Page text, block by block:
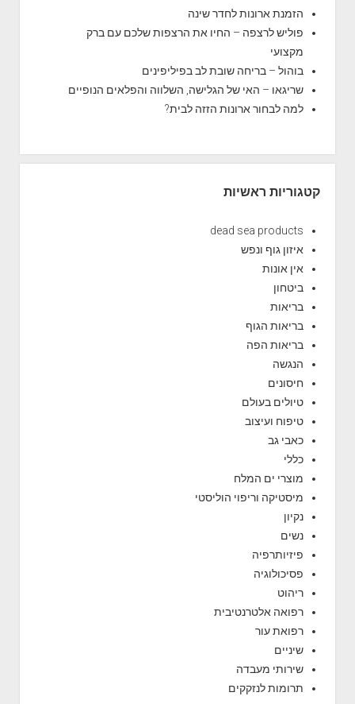
הזמנת ארונות לחדר שינה
פוליש לרצפה – החיו את הרצפות שלכם עם ברק
מקצועי
בוהול – בריחה שובת לב בפיליפינים
שריגאו – האי של הגלישה, השלווה והפלאים הנופיים
למה לבחור ארונות הזזה לבית?
קטגוריות ראשיות
dead sea products
איזון גוף ונפש
אין אונות
ביטחון
בריאות
בריאות הגוף
בריאות הפה
הנגשה
חיסונים
טיולים בעולם
טיפוח ועיצוב
כאבי גב
כללי
מוצרי ים המלח
מיסטיקה וריפוי הוליסטי
נקיון
נשים
פיזיותרפיה
פסיכולוגיה
ריהוט
רפואה אלטרנטיבית
רפואת עור
שיניים
שירותי מעבדה
תרומות לנזקקים